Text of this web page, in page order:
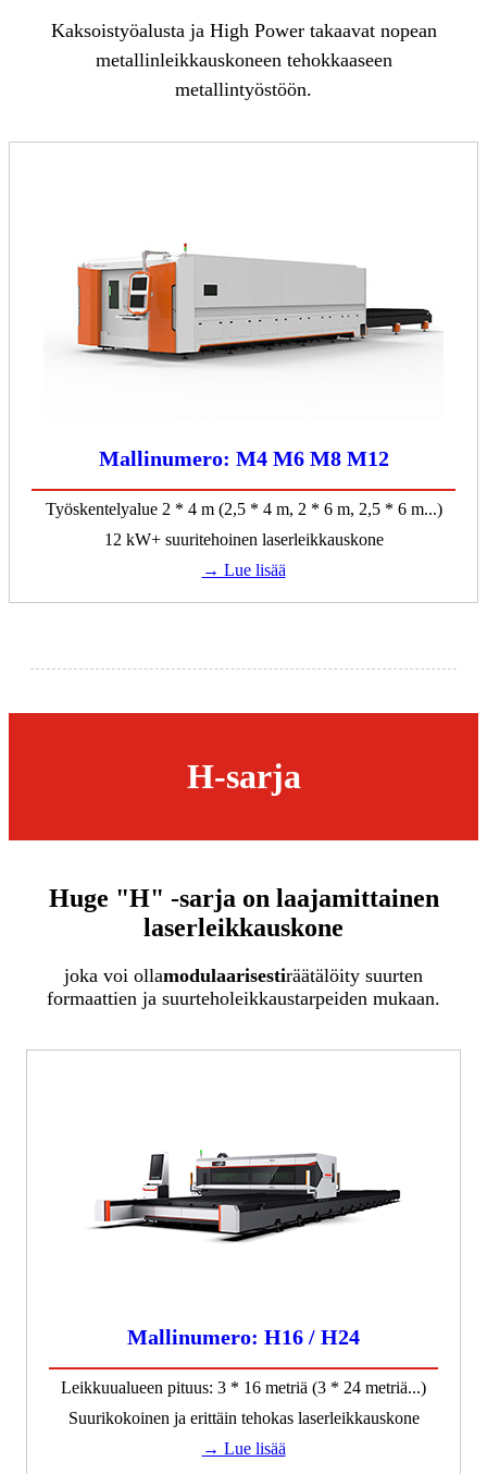
Kaksoistyöalusta ja High Power takaavat nopean
metallinleikkauskoneen tehokkaaseen
metallintyöstöön.
Mallinumero: M4 M6 M8 M12
Työskentelyalue 2 * 4 m (2,5 * 4 m, 2 * 6 m, 2,5 * 6 m...)
12 kW+ suuritehoinen laserleikkauskone
→ Lue lisää
H-sarja
Huge "H" -sarja on laajamittainen
laserleikkauskone
joka voi ollamodulaarisestiräätälöity suurten
formaattien ja suurteholeikkaustarpeiden mukaan.
Mallinumero: H16 / H24
Leikkuualueen pituus: 3 * 16 metriä (3 * 24 metriä...)
Suurikokoinen ja erittäin tehokas laserleikkauskone
→ Lue lisää